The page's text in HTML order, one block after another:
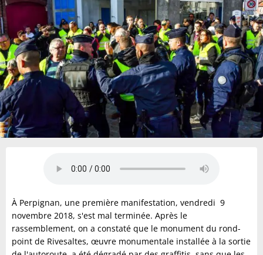
À Perpignan, une première manifestation, vendredi 9
novembre 2018, s'est mal terminée. Après le
rassemblement, on a constaté que le monument du rond-
point de Rivesaltes, œuvre monumentale installée à la sortie